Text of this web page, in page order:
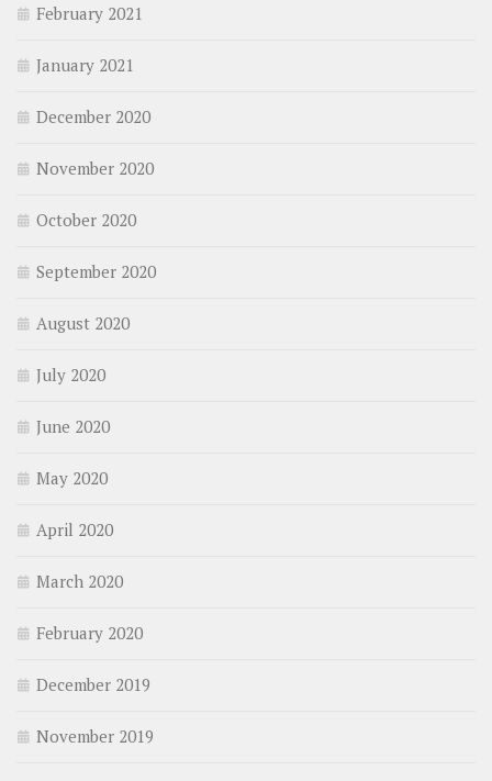
February 2021
January 2021
December 2020
November 2020
October 2020
September 2020
August 2020
July 2020
June 2020
May 2020
April 2020
March 2020
February 2020
December 2019
November 2019